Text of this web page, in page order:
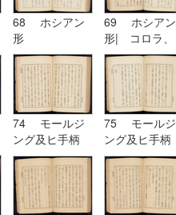
68 ホシアン
形
69 ホシアン
形| コロラ、
カンパニユラ
及ヒ幹
74 モールジ
ング及ヒ手柄
75 モールジ
ング及ヒ手柄